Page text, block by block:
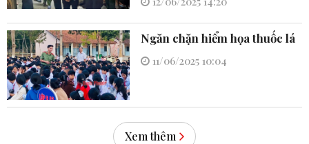
Ngăn chặn hiểm họa thuốc lá
11/06/2025 10:04
Xem thêm